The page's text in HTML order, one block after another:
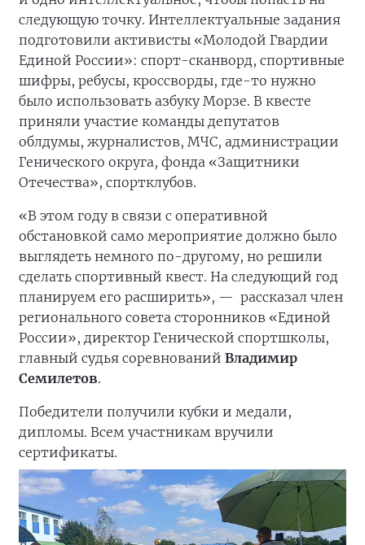
следующую точку. Интеллектуальные задания
подготовили активисты «Молодой Гвардии
Единой России»: спорт-сканворд, спортивные
шифры, ребусы, кроссворды, где-то нужно
было использовать азбуку Морзе. В квесте
приняли участие команды депутатов
облдумы, журналистов, МЧС, администрации
Генического округа, фонда «Защитники
Отечества», спортклубов.
«В этом году в связи с оперативной
обстановкой само мероприятие должно было
выглядеть немного по-другому, но решили
сделать спортивный квест. На следующий год
планируем его расширить», — рассказал член
регионального совета сторонников «Единой
России», директор Генической спортшколы,
главный судья соревнований Владимир
Семилетов.
Победители получили кубки и медали,
дипломы. Всем участникам вручили
сертификаты.